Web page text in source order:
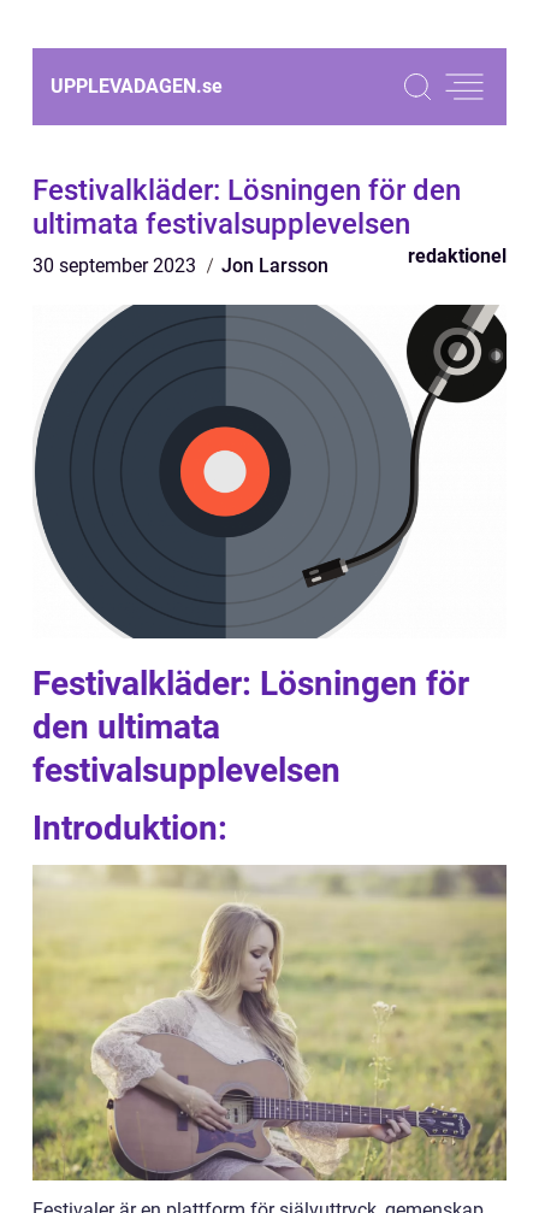
UPPLEVADAGEN.se
Festivalkläder: Lösningen för den
ultimata festivalsupplevelsen
30 september 2023 Jon Larsson redaktionel
Festivalkläder: Lösningen för
den ultimata
festivalsupplevelsen
Introduktion: